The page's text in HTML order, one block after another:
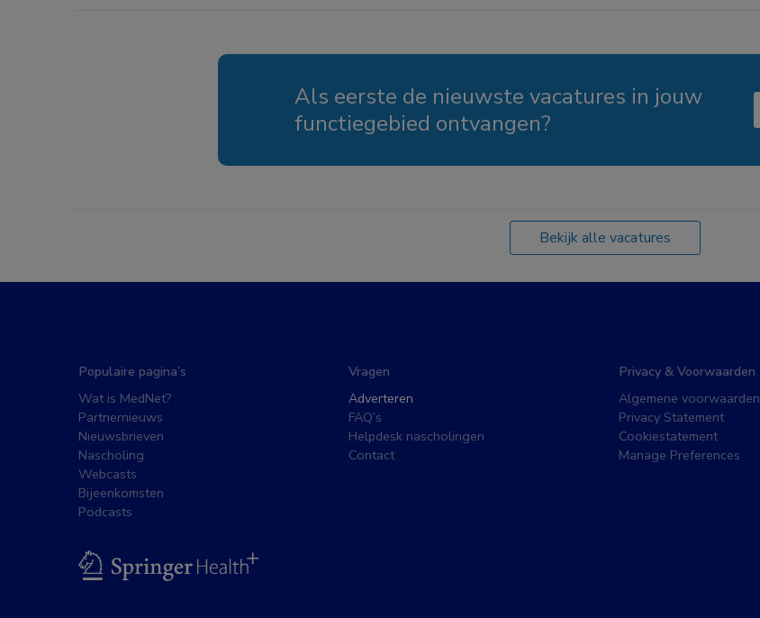
Als eerste de nieuwste vacatures in jouw
functiegebied ontvangen?
Bekijk alle vacatures
Populaire pagina’s
Wat is MedNet?
Partnernieuws
Nieuwsbrieven
Nascholing
Webcasts
Bijeenkomsten
Podcasts
Vragen
Adverteren
FAQ’s
Helpdesk nascholingen
Contact
Privacy & Voorwaarden
Algemene voorwaarden
Privacy Statement
Cookiestatement
Manage Preferences
BSL